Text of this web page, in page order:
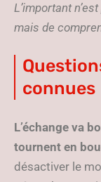
L’important
mais de
connues
L’échange va
tournent en
désactiver le